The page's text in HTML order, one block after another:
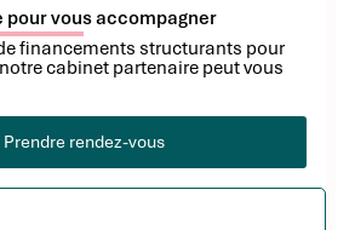
pour vous accompagner
financements structurants pour
cabinet partenaire peut vous
Prendre rendez-vous